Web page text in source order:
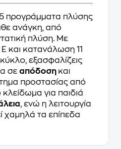
προγράμματα πλύσης
ανάγκη, από
πλύση. Με
και κατανάλωση 11
εξασφαλίζεις
σε απόδοση και
προστασίας από
κλείδωμα για παιδιά
, ενώ η λειτουργία
χαμηλά τα επίπεδα